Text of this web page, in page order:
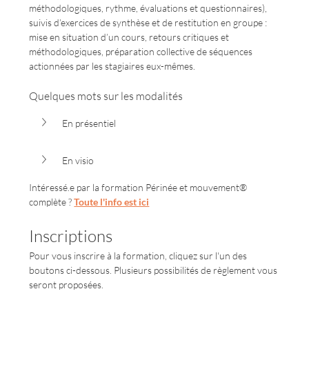
méthodologiques, rythme, évaluations et questionnaires),
suivis d’exercices de synthèse et de restitution en groupe :
mise en situation d’un cours, retours critiques et
méthodologiques, préparation collective de séquences
actionnées par les stagiaires eux-mêmes.
Quelques mots sur les modalités
En présentiel
En visio
Intéressé.e par la formation Périnée et mouvement®
complète ? Toute l'info est ici
Inscriptions
Pour vous inscrire à la formation, cliquez sur l'un des
boutons ci-dessous. Plusieurs possibilités de règlement vous
seront proposées.